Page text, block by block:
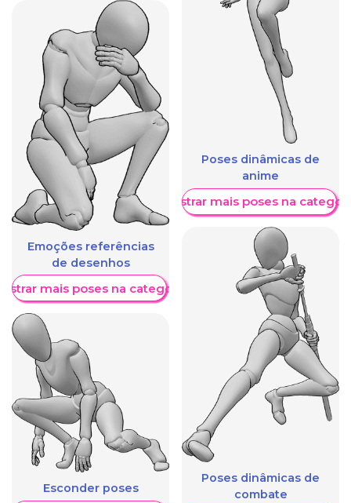
Emoções referências
de desenhos
mais poses na categoria
Esconder poses
Poses dinâmicas de
anime
Mostrar mais poses na
Poses dinâmicas de
combate